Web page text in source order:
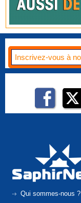
Qui sommes-nous ?